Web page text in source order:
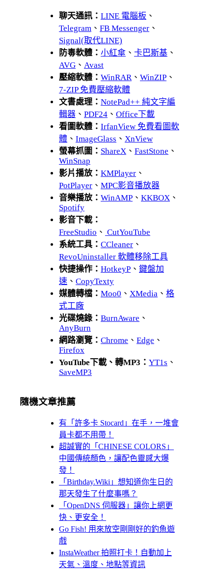
聊天通訊： LINE 電腦板 、
Telegram 、 FB Messenger 、
Signal(取代LINE)
防毒軟體： 小紅傘 、 卡巴斯基 、
AVG 、 Avast
壓縮軟體： WinRAR、 WinZIP 、
7-ZIP 免費壓縮軟體
文書處理： NotePad++ 純文字編
輯器 、 PDF24 、 Office下載
看圖軟體： IrfanView 免費看圖軟
體 、 ImageGlass 、 XnView
螢幕抓圖： ShareX 、 FastStone 、
WinSnap
影片播放： KMPlayer 、
PotPlayer 、 MPC影音播放器
音樂播放： WinAMP 、 KKBOX 、
Spotify
影音下載：
FreeStudio 、 CutYouTube
系統工具： CCleaner 、
RevoUninstaller 軟體移除工具
快捷操作： HotkeyP 、 鍵盤加
速 、 CopyTexty
媒體轉檔： Moo0 、 XMedia 、 格
式工廠
光碟燒錄： BurnAware 、
AnyBurn
網路瀏覽： Chrome 、 Edge 、
Firefox
YouTube下載、轉MP3： YT1s 、
SaveMP3
隨機文章推薦
有「許多卡 Stocard」在手，一堆會
員卡都不用帶！
超誠實的「CHINESE COLORS」
中國傳統顏色，讓配色靈感大爆
發！
「Birthday.Wiki」想知道你生日的
那天發生了什麼事嗎？
「OpenDNS 伺服器」讓你上網更
快、更安全！
Go Fish! 用來放空剛剛好的釣魚遊
戲
InstaWeather 拍照打卡！自動加上
天氣、溫度、地點等資訊